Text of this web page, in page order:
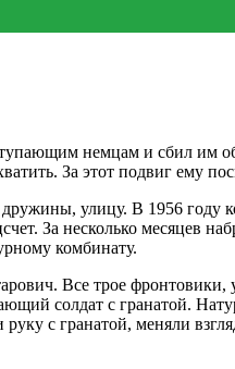
немцам и сбил
За этот подвиг ему
улицу. В 1956
За несколько месяцев
комбинату.
Все трое фронтовики,
солдат с гранатой.
с гранатой, меняли